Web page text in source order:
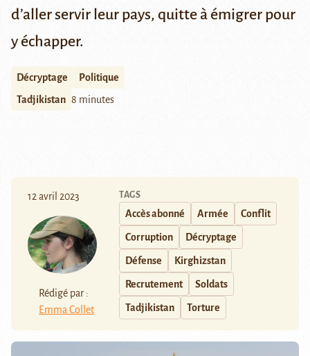
d’aller servir leur pays, quitte à émigrer pour
y échapper.
Décryptage
Politique
Tadjikistan 8 minutes
12 avril 2023
Rédigé par :
Emma Collet
TAGS
Accès abonné Armée Conflit
Corruption Décryptage
Défense Kirghizstan
Recrutement Soldats
Tadjikistan Torture